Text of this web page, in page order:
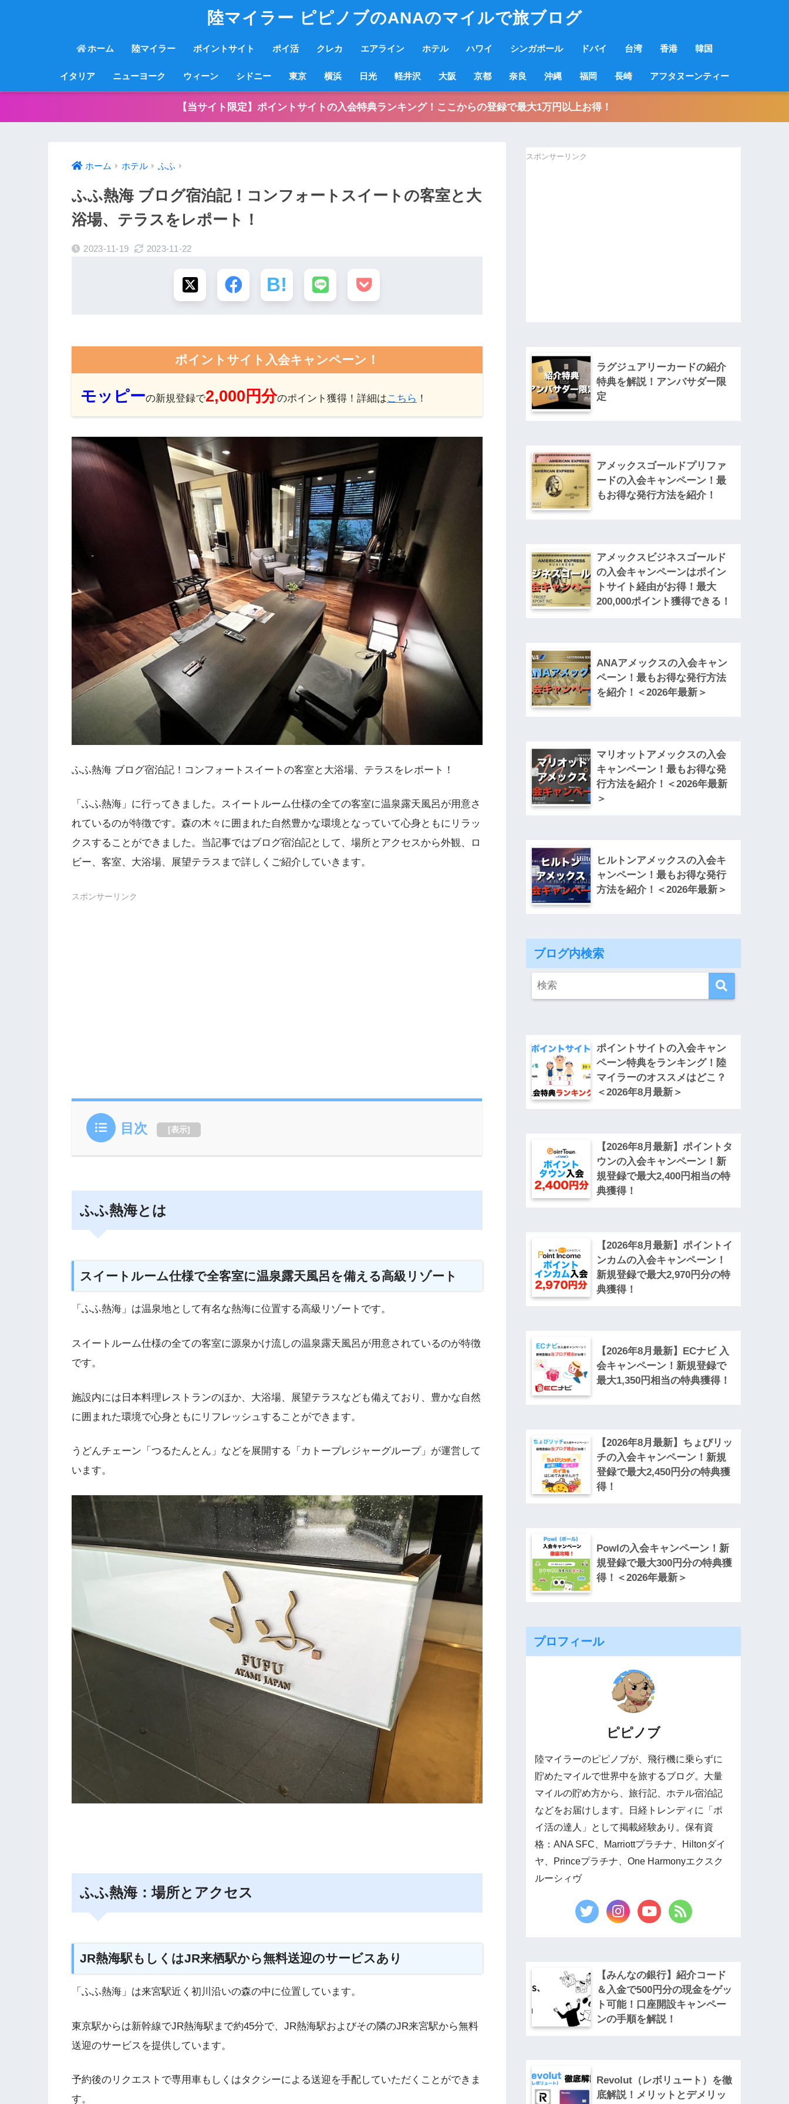
陸マイラー ピピノブのANAのマイルで旅ブログ
ホーム 陸マイラー ポイントサイト ポイ活 クレカ エアライン ホテル ハワイ シンガポール ドバイ 台湾 香港 韓国
イタリア ニューヨーク ウィーン シドニー 東京 横浜 日光 軽井沢 大阪 京都 奈良 沖縄 福岡 長崎 アフタヌーンティー
【当サイト限定】ポイントサイトの入会特典ランキング！ここからの登録で最大1万円以上お得！
ホーム ホテル ふふ
ふふ熱海 ブログ宿泊記！コンフォートスイートの客室と大
浴場、テラスをレポート！
2023-11-19 2023-11-22
ポイントサイト入会キャンペーン！
モッピーの新規登録で2,000円分のポイント獲得！詳細はこちら ！
ふふ熱海 ブログ宿泊記！コンフォートスイートの客室と大浴場、テラスをレポート！
「ふふ熱海」に行ってきました。スイートルーム仕様の全ての客室に温泉露天風呂が用意さ
れているのが特徴です。森の木々に囲まれた自然豊かな環境となっていて心身ともにリラッ
クスすることができました。当記事ではブログ宿泊記として、場所とアクセスから外観、ロ
ビー、客室、大浴場、展望テラスまで詳しくご紹介していきます。
スポンサーリンク
目次 [表示]
ふふ熱海とは
スイートルーム仕様で全客室に温泉露天風呂を備える高級リゾート
「ふふ熱海」は温泉地として有名な熱海に位置する高級リゾートです。
スイートルーム仕様の全ての客室に源泉かけ流しの温泉露天風呂が用意されているのが特徴
です。
施設内には日本料理レストランのほか、大浴場、展望テラスなども備えており、豊かな自然
に囲まれた環境で心身ともにリフレッシュすることができます。
うどんチェーン「つるたんとん」などを展開する「カトープレジャーグループ」が運営して
います。
ふふ熱海：場所とアクセス
JR熱海駅もしくはJR来栖駅から無料送迎のサービスあり
「ふふ熱海」は来宮駅近く初川沿いの森の中に位置しています。
東京駅からは新幹線でJR熱海駅まで約45分で、JR熱海駅およびその隣のJR来宮駅から無料
送迎のサービスを提供しています。
予約後のリクエストで専用車もしくはタクシーによる送迎を手配していただくことができま
す。
スポンサーリンク
ラグジュアリーカードの紹介
特典を解説！アンバサダー限
定
アメックスゴールドプリファ
ードの入会キャンペーン！最
もお得な発行方法を紹介！
アメックスビジネスゴールド
の入会キャンペーンはポイン
トサイト経由がお得！最大
200,000ポイント獲得できる！
ANAアメックスの入会キャン
ペーン！最もお得な発行方法
を紹介！＜2026年最新＞
マリオットアメックスの入会
キャンペーン！最もお得な発
行方法を紹介！＜2026年最新
＞
ヒルトンアメックスの入会キ
ャンペーン！最もお得な発行
方法を紹介！＜2026年最新＞
ブログ内検索
ポイントサイトの入会キャン
ペーン特典をランキング！陸
マイラーのオススメはどこ？
＜2026年8月最新＞
【2026年8月最新】ポイントタ
ウンの入会キャンペーン！新
規登録で最大2,400円相当の特
典獲得！
【2026年8月最新】ポイントイ
ンカムの入会キャンペーン！
新規登録で最大2,970円分の特
典獲得！
【2026年8月最新】ECナビ 入
会キャンペーン！新規登録で
最大1,350円相当の特典獲得！
【2026年8月最新】ちょびリッ
チの入会キャンペーン！新規
登録で最大2,450円分の特典獲
得！
Powlの入会キャンペーン！新
規登録で最大300円分の特典獲
得！＜2026年最新＞
プロフィール
ピピノブ
陸マイラーのピピノブが、飛行機に乗らずに
貯めたマイルで世界中を旅するブログ。大量
マイルの貯め方から、旅行記、ホテル宿泊記
などをお届けします。日経トレンディに「ポ
イ活の達人」として掲載経験あり。保有資
格：ANA SFC、Marriottプラチナ、Hiltonダイ
ヤ、Princeプラチナ、One Harmonyエクスク
ルーシィヴ
【みんなの銀行】紹介コード
＆入金で500円分の現金をゲッ
ト可能！口座開設キャンペー
ンの手順を解説！
Revolut（レボリュート）を徹
底解説！メリットとデメリッ